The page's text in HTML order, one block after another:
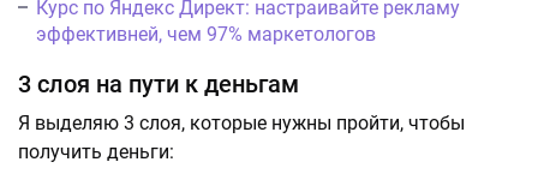
Курс по Яндекс Директ: настраивайте рекламу
эффективней, чем 97% маркетологов
3 слоя на пути к деньгам
Я выделяю 3 слоя, которые нужны пройти, чтобы
получить деньги: